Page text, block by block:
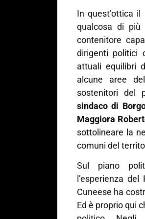
In quest’ottica
qualcosa di
contenitore
dirigenti politici
attuali equilibri
alcune aree
sostenitori del
sindaco di
Maggiora
sottolineare la
comuni del
Sul piano
l’esperienza
Cuneese ha
Ed è proprio qui